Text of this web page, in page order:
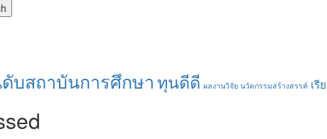
บสถาบันการศึกษาทุนดีดี ผลงานวิจัย นวัตกรรมสร้างสรรค์ เรี